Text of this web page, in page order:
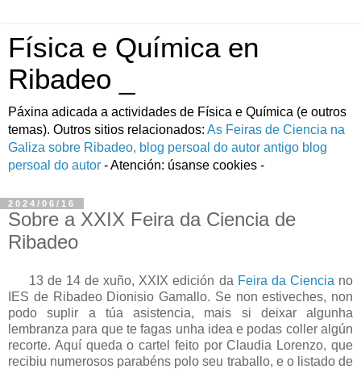
Física e Química en
Ribadeo _
Páxina adicada a actividades de Fí­sica e Quí­mica (e outros
temas). Outros sitios relacionados: As Feiras de Ciencia na
Galiza sobre Ribadeo, blog persoal do autor antigo blog
persoal do autor - Atención: úsanse cookies -
2024/06/16
Sobre a XXIX Feira da Ciencia de
Ribadeo
13 de 14 de xuño, XXIX edición da Feira da Ciencia no
IES de Ribadeo Dionisio Gamallo. Se non estiveches, non
podo suplir a túa asistencia, mais si deixar algunha
lembranza para que te fagas unha idea e podas coller algún
recorte. Aquí queda o cartel feito por Claudia Lorenzo, que
recibiu numerosos parabéns polo seu traballo, e o listado de